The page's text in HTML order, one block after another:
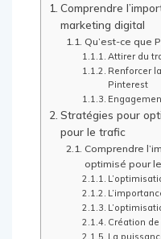
Comprendre
marketing digital
Qu’est-ce que
Attirer du
Renforcer
Pinterest
Stratégies pour
pour le trafic
Comprendre
optimisé pour
Création